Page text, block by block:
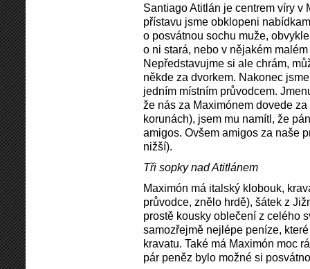
Santiago Atitlán je centrem víry v
přístavu jsme obklopeni
o posvátnou sochu muže,
o ni stará, nebo v nějakém
Nepředstavujme si ale chrám,
někde za dvorkem. Nakonec
jedním místním průvodcem.
že nás za Maximónem dovede
korunách), jsem mu namítl, že
amigos. Ovšem amigos za naše
nižší).
Tři sopky nad Atitlánem
Maximón má italský klobouk,
průvodce, znělo hrdě), šátek z
prostě kousky oblečení z celého
samozřejmě nejlépe peníze,
kravatu. Také má Maximón moc
pár peněz bylo možné si